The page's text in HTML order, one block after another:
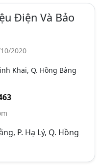
Điện Và Bảo
2020
Khai, Q. Hồng Bàng
P. Hạ Lý, Q. Hồng